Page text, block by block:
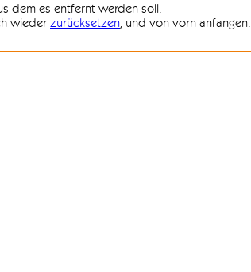
dem es entfernt werden soll.
wieder zurücksetzen, und von vorn anfangen.